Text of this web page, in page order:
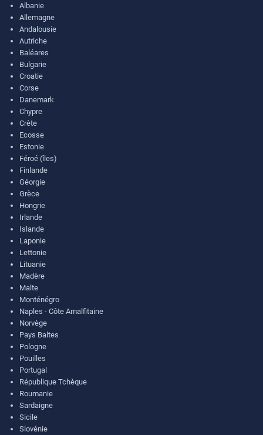
Albanie
Allemagne
Andalousie
Autriche
Baléares
Bulgarie
Croatie
Corse
Danemark
Chypre
Crète
Ecosse
Estonie
Féroé (îles)
Finlande
Géorgie
Grèce
Hongrie
Irlande
Islande
Laponie
Lettonie
Lituanie
Madère
Malte
Monténégro
Naples - Côte Amalfitaine
Norvège
Pays Baltes
Pologne
Pouilles
Portugal
République Tchèque
Roumanie
Sardaigne
Sicile
Slovénie